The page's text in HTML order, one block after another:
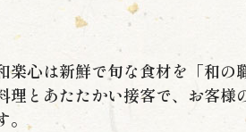
楽心は新鮮で旬な食材を「和の
理とあたたかい接客で、お客様
。